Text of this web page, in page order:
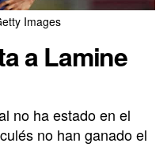
Images
a Lamine
no ha estado en el
no han ganado el